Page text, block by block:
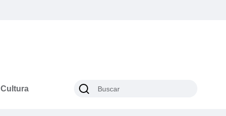
Cultura